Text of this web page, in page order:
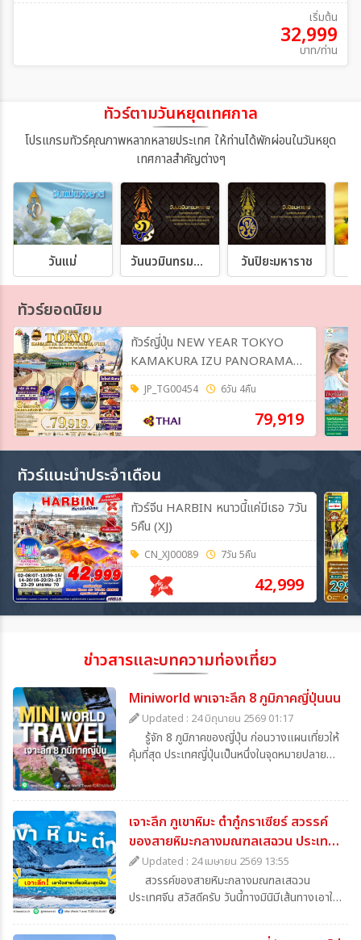
เริ่มต้น
32,999
บาท/ท่าน
ทัวร์ตามวันหยุดเทศกาล
โปรแกรมทัวร์คุณภาพหลากหลายประเทศ ให้ท่านได้พักผ่อนในวันหยุด
เทศกาลสำคัญต่างๆ
วันแม่ วันนวมินทรมหาราช วันปิยะมหาราช
ทัวร์ยอดนิยม
ทัวร์ญี่ปุ่น NEW YEAR TOKYO
KAMAKURA IZU PANORAMA
FUJI 6วัน 4คืน (TG)
JP_TG00454 6วัน 4คืน
79,919
ทัวร์แนะนำประจำเดือน
ทัวร์จีน HARBIN หนาวนี้แค่มีเธอ 7วัน
5คืน (XJ)
CN_XJ00089 7วัน 5คืน
42,999
ข่าวสารและบทความท่องเที่ยว
Miniworld พาเจาะลึก 8 ภูมิภาคญี่ปุ่นนน
Updated : 24 มิถุนายน 2569 01:17
รู้จัก 8 ภูมิภาคของญี่ปุ่น ก่อนวางแผนเที่ยวให้
คุ้มที่สุด ประเทศญี่ปุ่นเป็นหนึ่งในจุดหมายปลาย
ท่องเที่ยวที่แตกต่างกันในแต่ละพื้นที่ หลายคนอาจ
คุ้นเคยกับชื่อเมืองอย่างโตเกียว โอซาก้า หรือซัป
โปโร แต่ในความเป็นจริงแล้ว ญี่ปุ่นถูกแบ่งออก
เป็น 8 ภูมิภาคหลัก ซึ่งแต่ละภูมิภาคมีเอกลักษณ์
เฉพาะตัวทั้งด้านประวัติศาสตร์ วิถีชีวิต อาหาร
และธรรมชาติ การทำความเข้าใจโครงสร้างภูมิภาค
ง่ายขึ้น แต่ยังช่วยให้สามารถเลือกเส้นทางท่อง
เจาะลึก ภูเขาหิมะ ต๋ากู๋กราเซียร์ สวรรค์
ของสายหิมะกลางมณฑลเสฉวน ประเทศ
จีนUpdated : 24 เมษายน 2569 13:55
สวรรค์ของสายหิมะกลางมณฑลเสฉวน
ประเทศจีน สวัสดีครับ วันนี้ทางมินิมีเส้นทางเอาใจ